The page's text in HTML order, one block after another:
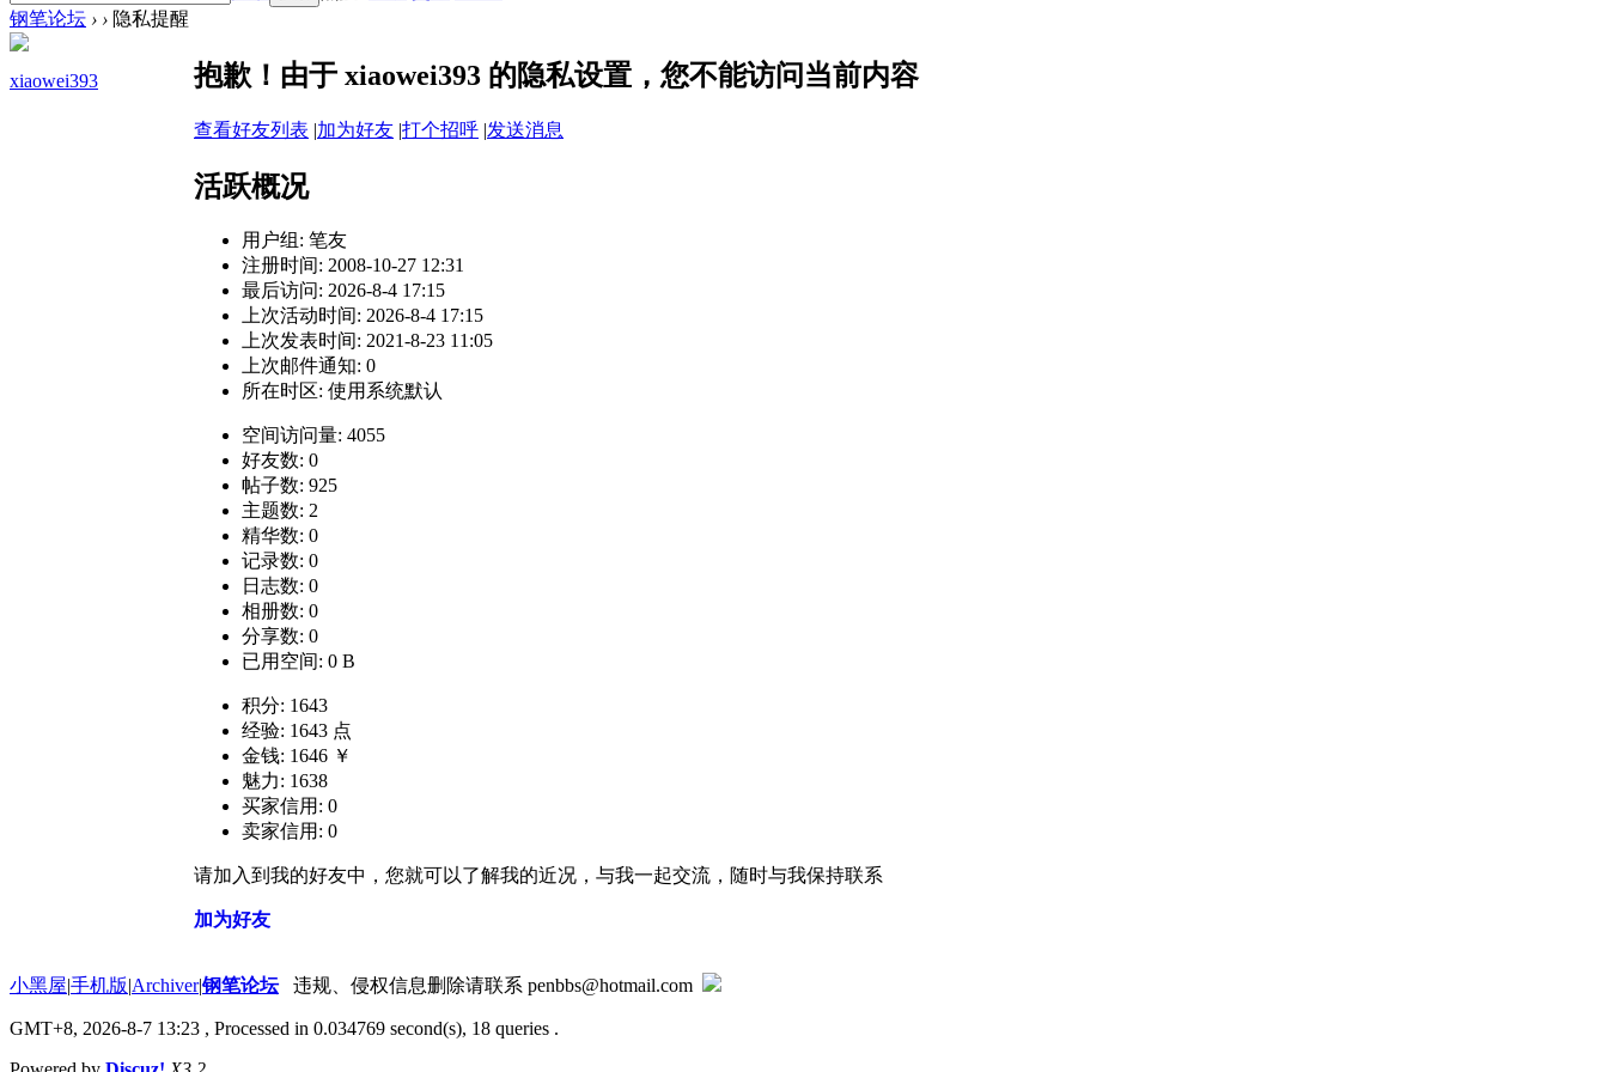
钢笔论坛 › › 隐私提醒
xiaowei393 抱歉！由于 xiaowei393 的隐私设置，您不能访问当前内容
查看好友列表 |加为好友 |打个招呼 |发送消息
活跃概况
用户组: 笔友
注册时间: 2008-10-27 12:31
最后访问: 2026-8-4 17:15
上次活动时间: 2026-8-4 17:15
上次发表时间: 2021-8-23 11:05
上次邮件通知: 0
所在时区: 使用系统默认
空间访问量: 4055
好友数: 0
帖子数: 925
主题数: 2
精华数: 0
记录数: 0
日志数: 0
相册数: 0
分享数: 0
已用空间: 0 B
积分: 1643
经验: 1643 点
金钱: 1646 ￥
魅力: 1638
买家信用: 0
卖家信用: 0
请加入到我的好友中，您就可以了解我的近况，与我一起交流，随时与我保持联系
加为好友
小黑屋|手机版|Archiver|钢笔论坛 违规、侵权信息删除请联系 penbbs@hotmail.com
GMT+8, 2026-8-7 13:23 , Processed in 0.034769 second(s), 18 queries .